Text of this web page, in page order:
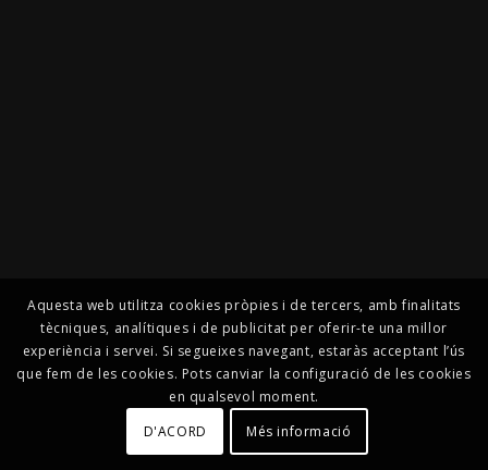
Aquesta web utilitza cookies pròpies i de tercers, amb finalitats
tècniques, analítiques i de publicitat per oferir-te una millor
experiència i servei. Si segueixes navegant, estaràs acceptant l’ús
que fem de les cookies. Pots canviar la configuració de les cookies
en qualsevol moment.
D'ACORD
Més informació